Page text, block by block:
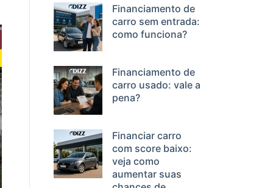
Financiamento de
carro sem entrada:
como funciona?
Financiamento de
carro usado: vale a
pena?
Financiar carro
com score baixo:
veja como
aumentar suas